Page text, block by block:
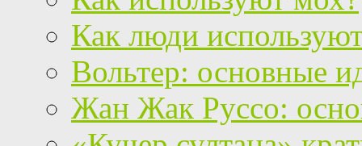
Как люди
Вольтер: основные
Жан Жак Руссо: